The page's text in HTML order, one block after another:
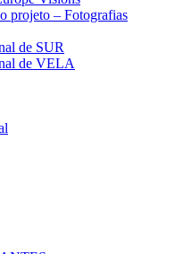
projeto – Fotografias
de SUR
de VELA